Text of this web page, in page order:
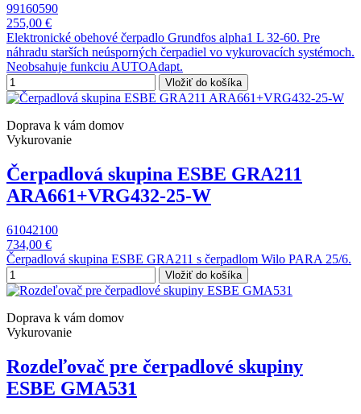
99160590
255,00 €
Elektronické obehové čerpadlo Grundfos alpha1 L 32-60. Pre
náhradu starších neúsporných čerpadiel vo vykurovacích systémoch.
Neobsahuje funkciu AUTOAdapt.
Vložiť do košíka
Doprava k vám domov
Vykurovanie
Čerpadlová skupina ESBE GRA211
ARA661+VRG432-25-W
61042100
734,00 €
Čerpadlová skupina ESBE GRA211 s čerpadlom Wilo PARA 25/6.
Vložiť do košíka
Doprava k vám domov
Vykurovanie
Rozdeľovač pre čerpadlové skupiny
ESBE GMA531